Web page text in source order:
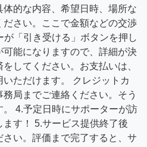
的な内容、希望日時、場所な
さい。ここで金額などの交渉
が「引き受ける」ボタンを押し
能になりますので、詳細が決
してください。お支払いは、
ただけます。 クレジットカ
局までご連絡ください。そう
4.予定日時にサポーターが訪
す！ 5.サービス提供終了後
い。評価まで完了すると、サ